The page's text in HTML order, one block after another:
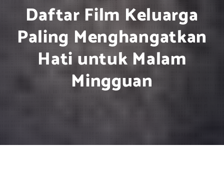
Daftar Film Keluarga
Paling Menghangatkan
Hati untuk Malam
Mingguan